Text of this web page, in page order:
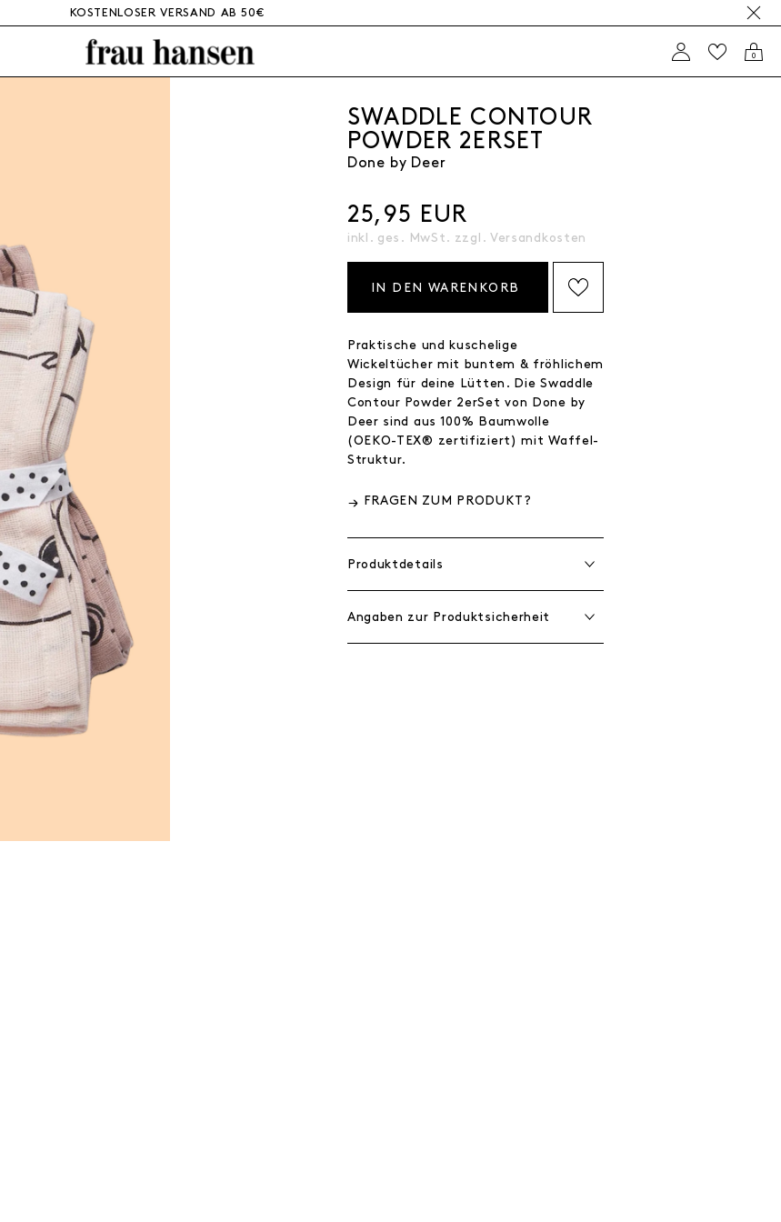
KOSTENLOSER VERSAND AB 50€
0
SWADDLE CONTOUR
POWDER 2ERSET
Done by Deer
25,95 EUR
inkl. ges. MwSt. zzgl. Versandkosten
IN DEN WARENKORB
Praktische und kuschelige
Wickeltücher mit buntem & fröhlichem
Design für deine Lütten. Die Swaddle
Contour Powder 2erSet von Done by
Deer sind aus 100% Baumwolle
(OEKO-TEX® zertifiziert) mit Waffel-
Struktur.
FRAGEN ZUM PRODUKT?
Produktdetails
Angaben zur Produktsicherheit